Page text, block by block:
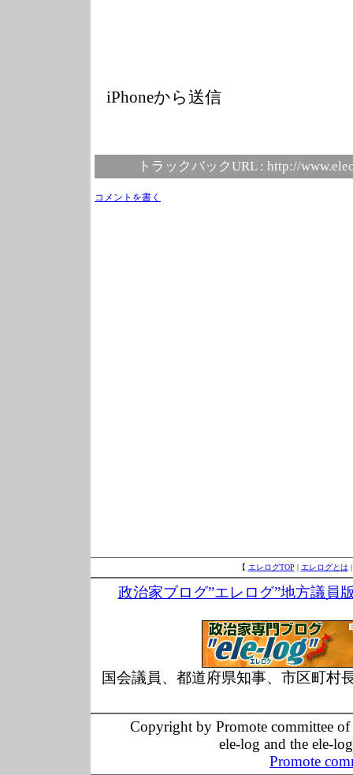
iPhoneから送信
トラックバックURL : http://
コメントを書く
【 エレログTOP | エレログとは
政治家ブログ”エレログ”地方議員
国会議員、都道府県知事、市区町村
Copyright by Promote committee
ele-log and the ele-
Promote